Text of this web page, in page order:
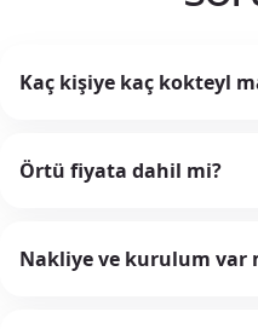
Kaç kişiye kaç kokteyl
Örtü fiyata dahil mi?
Nakliye ve kurulum var